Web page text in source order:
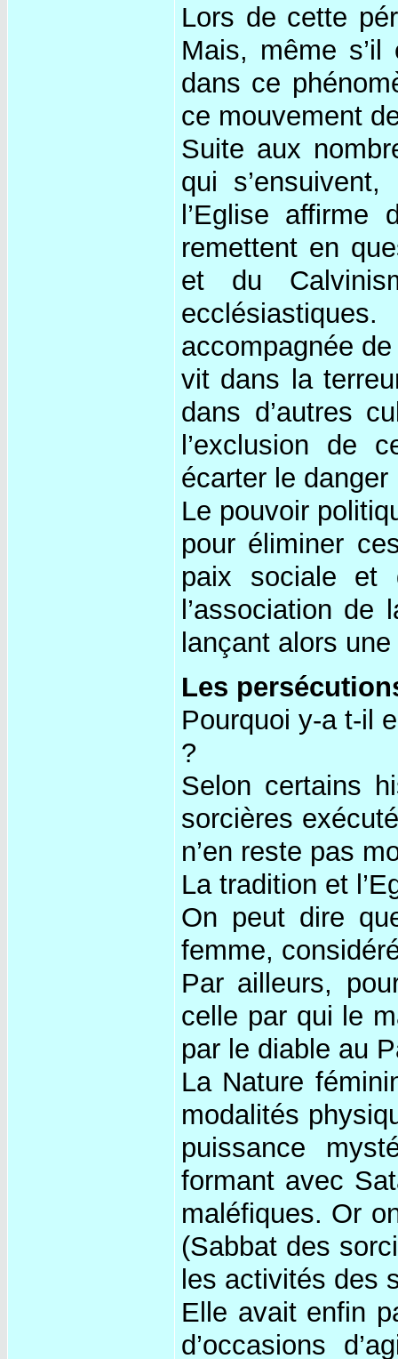
Lors de cette
Mais, même
dans ce
ce mouvement
Suite aux
qui
l’Eglise
remettent en
et du
accompagnée
vit dans la
dans d’autres
l’exclusion de
écarter le danger
Le pouvoir
pour éliminer
paix sociale et
l’association
lançant alors
Les
Pourquoi y-a t-il
?
Selon certains
sorcières
n’en reste pas
La tradition et
On peut dire
femme,
Par ailleurs,
celle par qui le
par le diable au
La Nature
modalités
puissance
formant avec
maléfiques. Or
(Sabbat des
les activités des
Elle avait enfin
d’occasions